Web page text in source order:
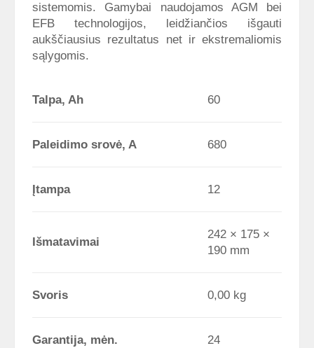
sistemomis. Gamybai naudojamos AGM bei
EFB technologijos, leidžiančios išgauti
aukščiausius rezultatus net ir ekstremaliomis
sąlygomis.
Talpa, Ah 60
Paleidimo srovė, A 680
Įtampa 12
Išmatavimai
242 × 175 ×
190 mm
Svoris 0,00 kg
Garantija, mėn. 24